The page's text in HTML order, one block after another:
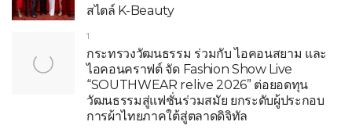
สไตล์ K-Beauty
1
กระทรวงวัฒนธรรม ร่วมกับ ไอคอนสยาม และ
ไอคอนคราฟต์ จัด Fashion Show Live
“SOUTHWEAR relive 2026” ต่อยอดทุน
วัฒนธรรมสู่แฟชั่นร่วมสมัย ยกระดับผู้ประกอบ
การผ้าไทยภาคใต้สู่ตลาดดิจิทัล